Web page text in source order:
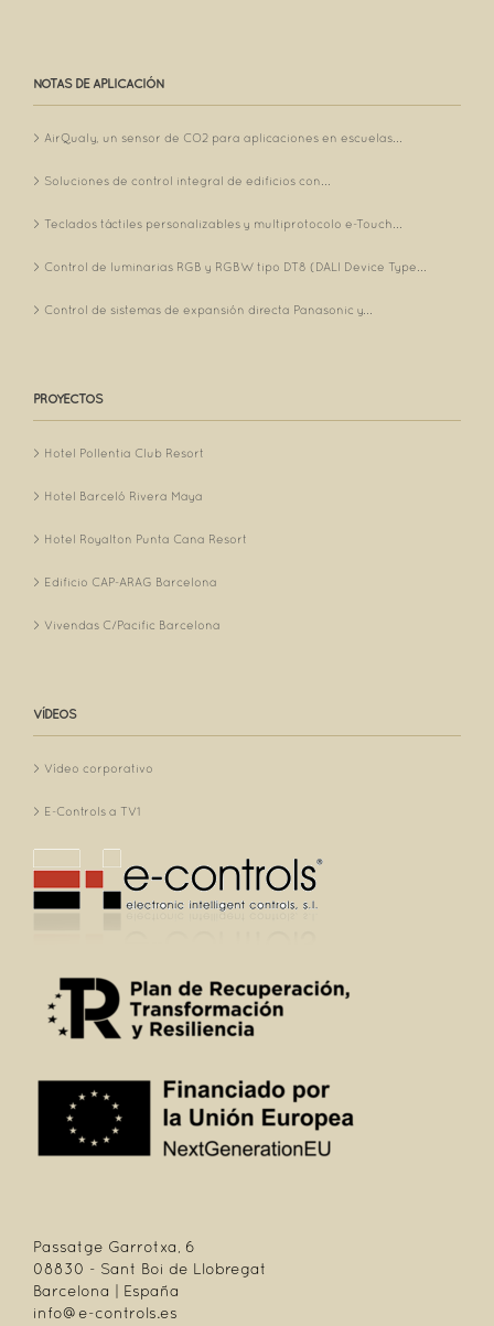
NOTAS DE APLICACIÓN
AirQualy, un sensor de CO2 para aplicaciones en escuelas...
Soluciones de control integral de edificios con...
Teclados táctiles personalizables y multiprotocolo e-Touch...
Control de luminarias RGB y RGBW tipo DT8 (DALI Device Type...
Control de sistemas de expansión directa Panasonic y...
PROYECTOS
Hotel Pollentia Club Resort
Hotel Barceló Rivera Maya
Hotel Royalton Punta Cana Resort
Edificio CAP-ARAG Barcelona
Vivendas C/Pacific Barcelona
VÍDEOS
Vídeo corporativo
E-Controls a TV1
Passatge Garrotxa, 6
08830 - Sant Boi de Llobregat
Barcelona | España
info@e-controls.es